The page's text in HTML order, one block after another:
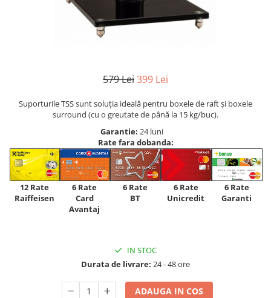
579 Lei399 Lei
Suporturile TSS sunt soluția ideală pentru boxele de raft și boxele
surround (cu o greutate de până la 15 kg/buc).
Garantie: 24 luni
Rate fara dobanda:
12 Rate
Raiffeisen
6 Rate
Card
Avantaj
6 Rate
BT
6 Rate
Unicredit
6 Rate
Garanti
IN STOC
Durata de livrare: 24 - 48 ore
ADAUGA IN COS